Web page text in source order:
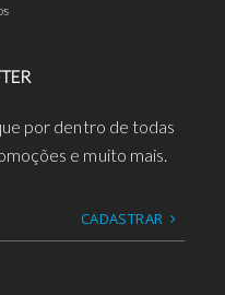
por dentro de todas
e muito mais.
CADASTRAR